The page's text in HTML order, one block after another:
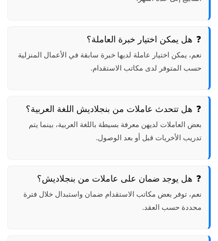
هل يمكن اختيار خبرة العاملة؟
نعم، يمكن اختيار عاملة لديها خبرة سابقة في الأعمال المنزلية
حسب المتوفر لدى مكاتب الاستقدام.
هل تتحدث عاملات من بنجلاديش اللغة العربية؟
بعض العاملات لديهن معرفة بسيطة باللغة العربية، بينما يتم
تدريب الأخريات قبل أو بعد الوصول.
هل يوجد ضمان على عاملات من بنجلاديش؟
نعم، توفر بعض مكاتب الاستقدام ضمان واستبدال خلال فترة
محددة حسب العقد.